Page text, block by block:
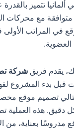
تتميز بالقدرة
مع محركات
في المراتب الأولى
يقدم فريقشركة
بدء المشروع
تصميم موقع
دقيق. هذه العملية
بعناية، من